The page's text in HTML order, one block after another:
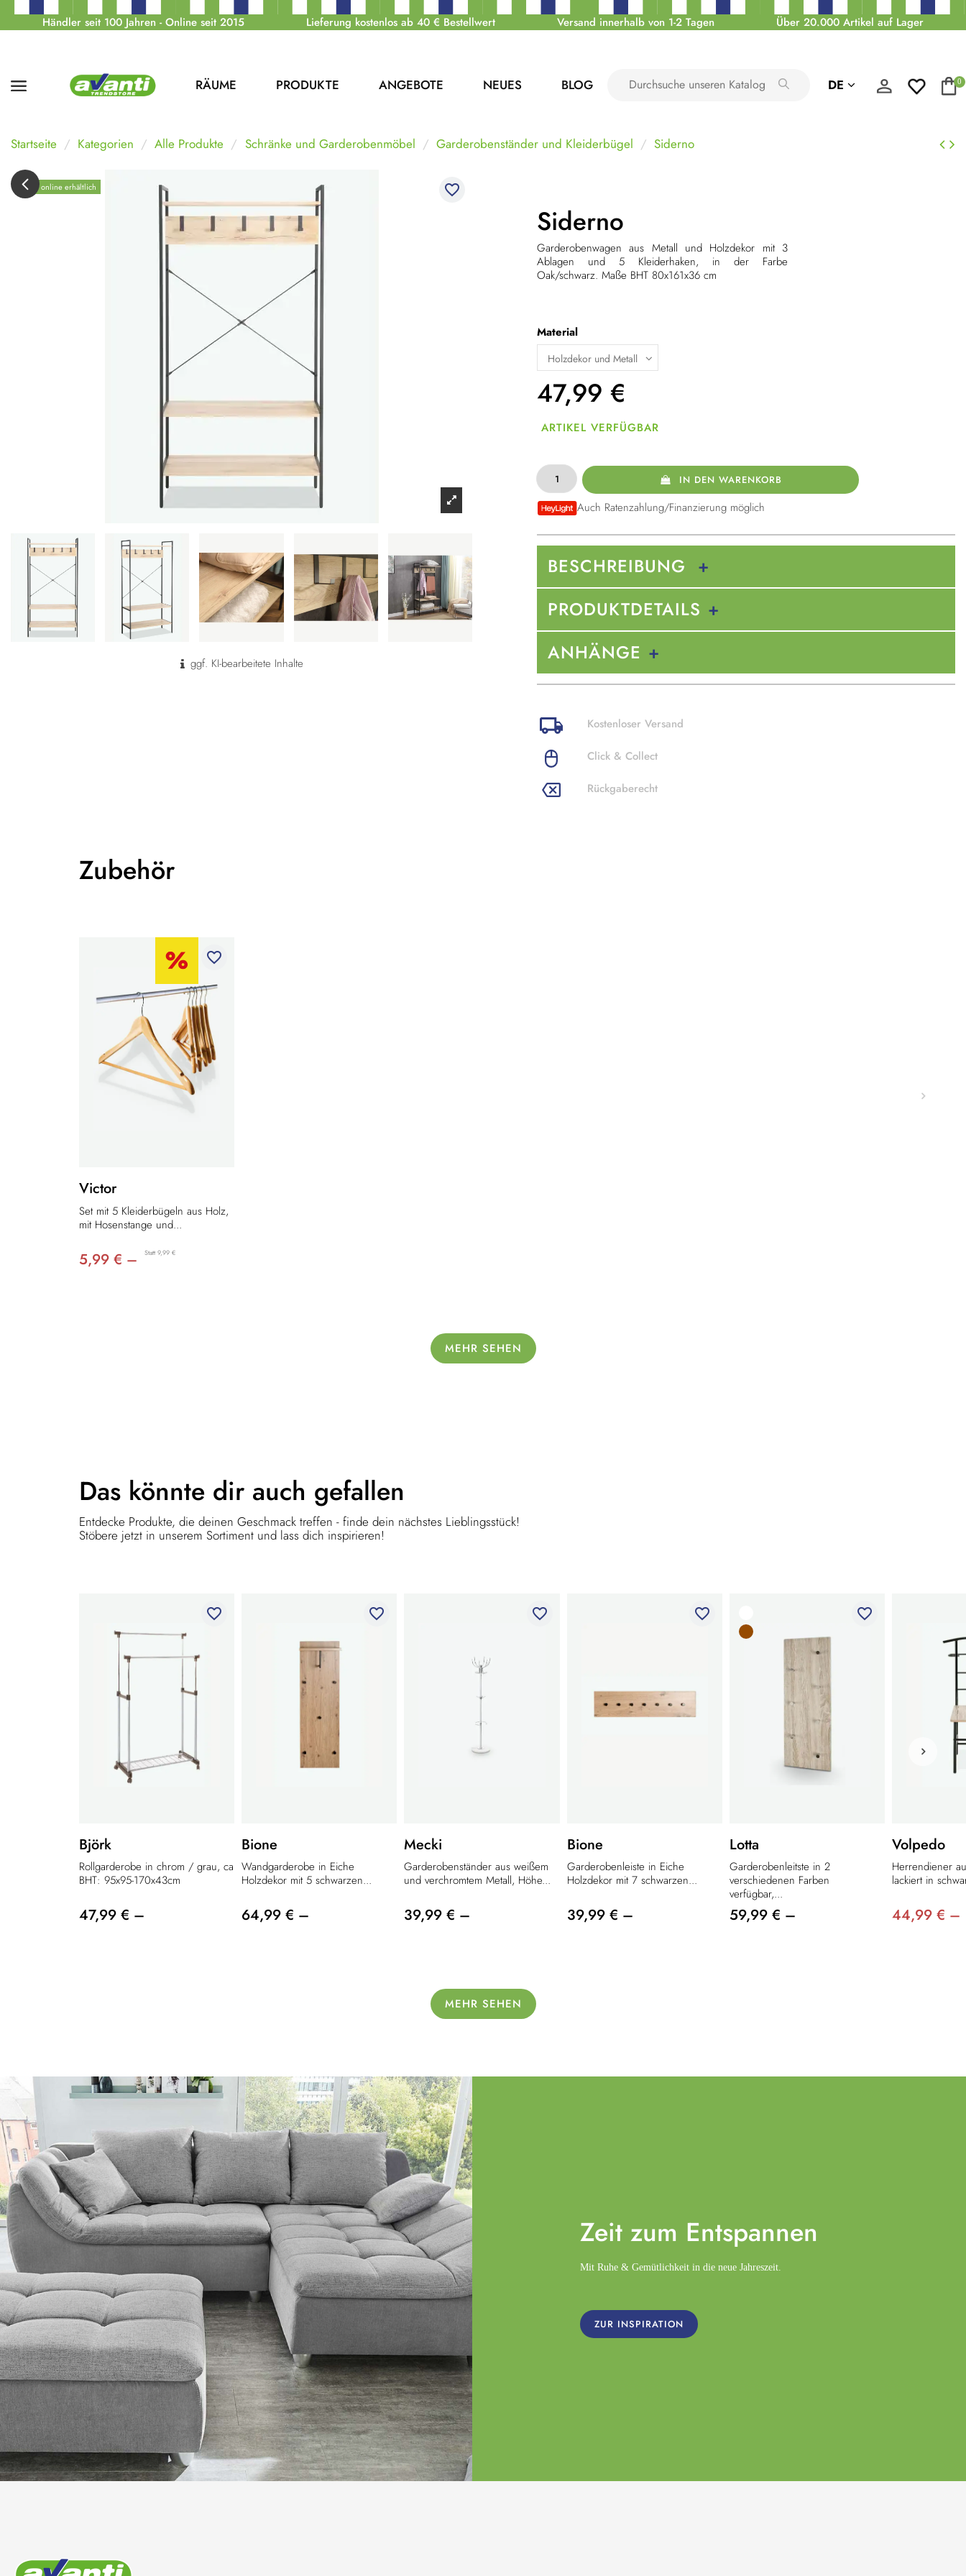
Händler seit 100 Jahren - Online seit 2015 Lieferung kostenlos ab 40 € Bestellwert Versand innerhalb von 1-2 Tagen Über 20.000 Artikel auf Lager
RÄUME PRODUKTE ANGEBOTE NEUES BLOG DE 0
Startseite Kategorien Alle Produkte Schränke und Garderobenmöbel Garderobenständer und Kleiderbügel Siderno
Nur online erhältlich favorite_border
ggf. KI-bearbeitete Inhalte
Siderno
Garderobenwagen aus Metall und Holzdekor mit 3
Ablagen und 5 Kleiderhaken, in der Farbe
Oak/schwarz. Maße BHT 80x161x36 cm
Material
47,99 €
ARTIKEL VERFÜGBAR
IN DEN WARENKORB
Auch Ratenzahlung/Finanzierung möglich
BESCHREIBUNG
PRODUKTDETAILS
ANHÄNGE
Kostenloser Versand
Click & Collect
Rückgaberecht
Zubehör
favorite_border
Victor
Set mit 5 Kleiderbügeln aus Holz,
mit Hosenstange und...
5,99 € – Statt 9,99 €
MEHR SEHEN
Das könnte dir auch gefallen
Entdecke Produkte, die deinen Geschmack treffen - finde dein nächstes Lieblingsstück!
Stöbere jetzt in unserem Sortiment und lass dich inspirieren!
favorite_border
Björk
Rollgarderobe in chrom / grau, ca
BHT: 95x95-170x43cm
47,99 € –
favorite_border
Bione
Wandgarderobe in Eiche
Holzdekor mit 5 schwarzen...
64,99 € –
favorite_border
Mecki
Garderobenständer aus weißem
und verchromtem Metall, Höhe...
39,99 € –
favorite_border
Bione
Garderobenleiste in Eiche
Holzdekor mit 7 schwarzen...
39,99 € –
favorite_border
Lotta
Garderobenleitste in 2
verschiedenen Farben
verfügbar,...
59,99 € –
Volpedo
Herrendiener
lackiert in
44,99 € –
MEHR SEHEN
Zeit zum Entspannen
Mit Ruhe & Gemütlichkeit in die neue Jahreszeit.
ZUR INSPIRATION